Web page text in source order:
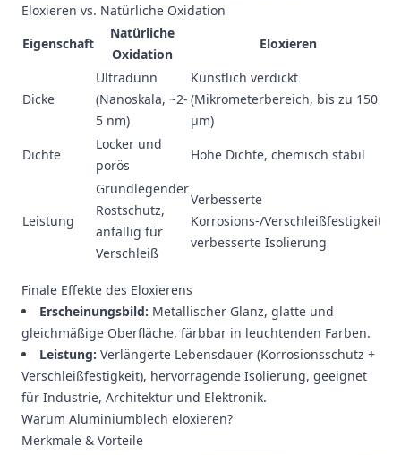
Eloxieren vs. Natürliche Oxidation
Eigenschaft
Natürliche
Oxidation
Eloxieren
Dicke
Ultradünn
(Nanoskala, ~2-
5 nm)
Künstlich verdickt
(Mikrometerbereich, bis zu 150
μm)
Dichte
Locker und
porös
Hohe Dichte, chemisch stabil
Leistung
Grundlegender
Rostschutz,
anfällig für
Verschleiß
Verbesserte
Korrosions-/Verschleißfestigkeit,
verbesserte Isolierung
Finale Effekte des Eloxierens
Erscheinungsbild: Metallischer Glanz, glatte und
gleichmäßige Oberfläche, färbbar in leuchtenden Farben.
Leistung: Verlängerte Lebensdauer (Korrosionsschutz +
Verschleißfestigkeit), hervorragende Isolierung, geeignet
für Industrie, Architektur und Elektronik.
Warum Aluminiumblech eloxieren?
Merkmale & Vorteile